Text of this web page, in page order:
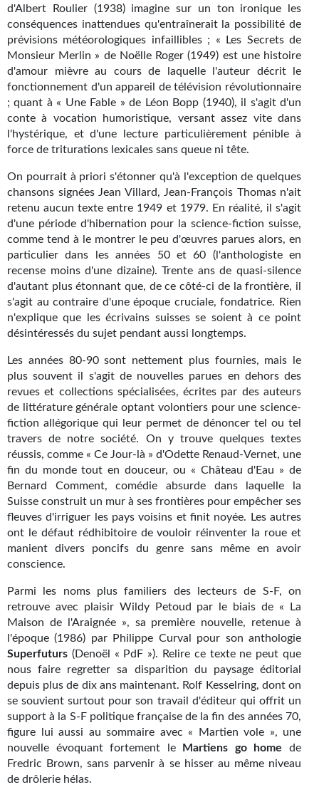
Tous les articles
La Bibliothèque orbitale
Journal d'un homme des bois
FORUMS
CONTACT
F.A.Q.
Soumettre un manuscrit
Support technique
d'Albert Roulier (1938) imagine sur un ton ironique les
conséquences inattendues qu'entraînerait la possibilité de
prévisions météorologiques infaillibles ; « Les Secrets de
Monsieur Merlin » de Noëlle Roger (1949) est une histoire
d'amour mièvre au cours de laquelle l'auteur décrit le
fonctionnement d'un appareil de télévision révolutionnaire
; quant à « Une Fable » de Léon Bopp (1940), il s'agit d'un
conte à vocation humoristique, versant assez vite dans
l'hystérique, et d'une lecture particulièrement pénible à
force de triturations lexicales sans queue ni tête.
On pourrait à priori s'étonner qu'à l'exception de quelques
chansons signées Jean Villard, Jean-François Thomas n'ait
retenu aucun texte entre 1949 et 1979. En réalité, il s'agit
d'une période d'hibernation pour la science-fiction suisse,
comme tend à le montrer le peu d'œuvres parues alors, en
particulier dans les années 50 et 60 (l'anthologiste en
recense moins d'une dizaine). Trente ans de quasi-silence
d'autant plus étonnant que, de ce côté-ci de la frontière, il
s'agit au contraire d'une époque cruciale, fondatrice. Rien
n'explique que les écrivains suisses se soient à ce point
désintéressés du sujet pendant aussi longtemps.
Les années 80-90 sont nettement plus fournies, mais le
plus souvent il s'agit de nouvelles parues en dehors des
revues et collections spécialisées, écrites par des auteurs
de littérature générale optant volontiers pour une science-
fiction allégorique qui leur permet de dénoncer tel ou tel
travers de notre société. On y trouve quelques textes
réussis, comme « Ce Jour-là » d'Odette Renaud-Vernet, une
fin du monde tout en douceur, ou « Château d'Eau » de
Bernard Comment, comédie absurde dans laquelle la
Suisse construit un mur à ses frontières pour empêcher ses
fleuves d'irriguer les pays voisins et finit noyée. Les autres
ont le défaut rédhibitoire de vouloir réinventer la roue et
manient divers poncifs du genre sans même en avoir
conscience.
Parmi les noms plus familiers des lecteurs de S-F, on
retrouve avec plaisir Wildy Petoud par le biais de « La
Maison de l'Araignée », sa première nouvelle, retenue à
l'époque (1986) par Philippe Curval pour son anthologie
Superfuturs (Denoël « PdF »). Relire ce texte ne peut que
nous faire regretter sa disparition du paysage éditorial
depuis plus de dix ans maintenant. Rolf Kesselring, dont on
se souvient surtout pour son travail d'éditeur qui offrit un
support à la S-F politique française de la fin des années 70,
figure lui aussi au sommaire avec « Martien vole », une
nouvelle évoquant fortement le
Martiens go home de
Fredric Brown, sans parvenir à se hisser au même niveau
de drôlerie hélas.